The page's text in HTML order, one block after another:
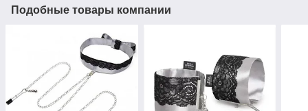
Подобные товары компании